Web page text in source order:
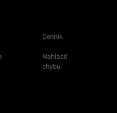
Cenník
Nahlásiť
chybu